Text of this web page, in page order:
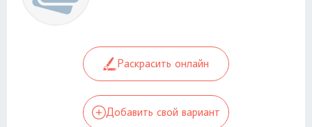
Раскрасить онлайн
Добавить свой вариант